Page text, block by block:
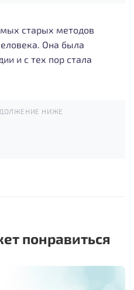
старых методов
Она была
и с тех пор стала
НИЖЕ
понравиться